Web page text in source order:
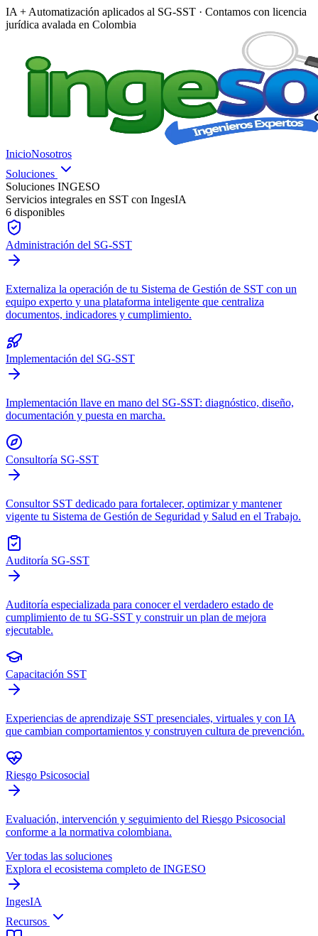
IA + Automatización aplicados al SG-SST · Contamos con licencia
jurídica avalada en Colombia
InicioNosotros
Soluciones
Soluciones INGESO
Servicios integrales en SST con IngesIA
6 disponibles
Administración del SG-SST
Externaliza la operación de tu Sistema de Gestión de SST con un
equipo experto y una plataforma inteligente que centraliza
documentos, indicadores y cumplimiento.
Implementación del SG-SST
Implementación llave en mano del SG-SST: diagnóstico, diseño,
documentación y puesta en marcha.
Consultoría SG-SST
Consultor SST dedicado para fortalecer, optimizar y mantener
vigente tu Sistema de Gestión de Seguridad y Salud en el Trabajo.
Auditoría SG-SST
Auditoría especializada para conocer el verdadero estado de
cumplimiento de tu SG-SST y construir un plan de mejora
ejecutable.
Capacitación SST
Experiencias de aprendizaje SST presenciales, virtuales y con IA
que cambian comportamientos y construyen cultura de prevención.
Riesgo Psicosocial
Evaluación, intervención y seguimiento del Riesgo Psicosocial
conforme a la normativa colombiana.
Ver todas las soluciones
Explora el ecosistema completo de INGESO
IngesIA
Recursos